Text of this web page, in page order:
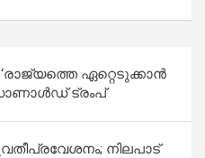
ഏറ്റെടുക്കാൻ
ട്രംപ്
നിലപാട്